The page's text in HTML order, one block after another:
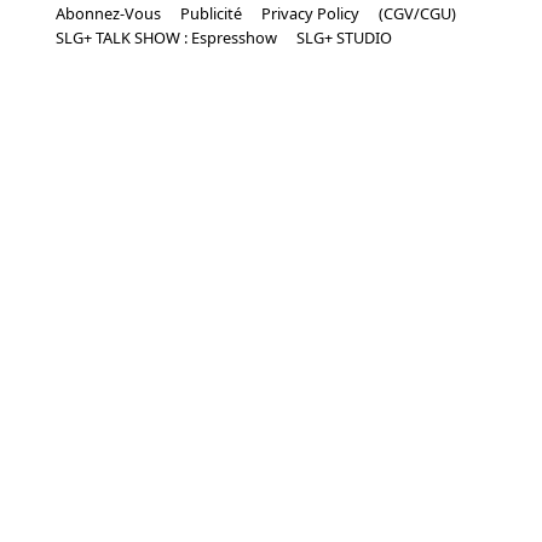
Abonnez-Vous Publicité Privacy Policy
(CGV/CGU)
SLG+ TALK SHOW : Espresshow
SLG+ STUDIO